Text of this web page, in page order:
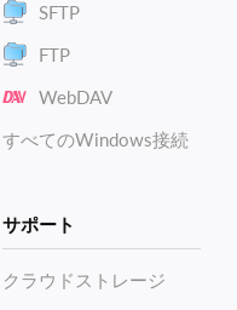
SFTP
FTP
WebDAV
すべてのWindows接続
サポート
クラウドストレージ